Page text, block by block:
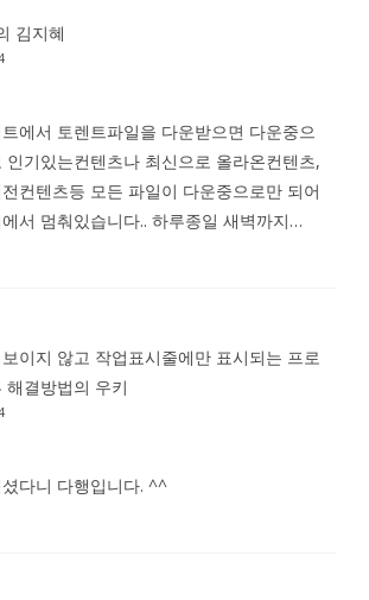
김지혜
에서 토렌트파일을 다운받으면 다운중으
인기있는컨텐츠나 최신으로 올라온컨텐츠,
컨텐츠등 모든 파일이 다운중으로만 되어
서 멈춰있습니다.. 하루종일 새벽까지…
이지 않고 작업표시줄에만 표시되는 프로
해결방법의 우키
다니 다행입니다. ^^